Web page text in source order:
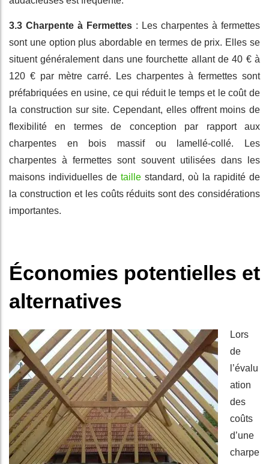
3.3 Charpente à Fermettes : Les charpentes à fermettes
sont une option plus abordable en termes de prix. Elles se
situent généralement dans une fourchette allant de 40 € à
120 € par mètre carré. Les charpentes à fermettes sont
préfabriquées en usine, ce qui réduit le temps et le coût de
la construction sur site. Cependant, elles offrent moins de
flexibilité en termes de conception par rapport aux
charpentes en bois massif ou lamellé-collé. Les
charpentes à fermettes sont souvent utilisées dans les
maisons individuelles de taille standard, où la rapidité de
la construction et les coûts réduits sont des considérations
importantes.
Économies potentielles et
alternatives
Lors
de
l’évalu
ation
des
coûts
d’une
charpe